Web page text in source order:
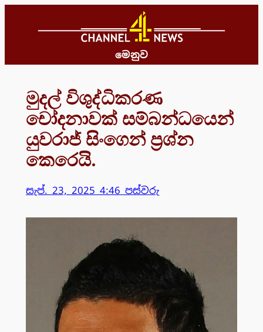
මෙනුව
මුදල් විශුද්ධිකරණ
චෝදනාවක් සම්බන්ධයෙන්
යුවරාජ් සිංගෙන් ප්‍රශ්න
කෙරෙයි.
සැප්. 23, 2025 4:46 පස්වරු